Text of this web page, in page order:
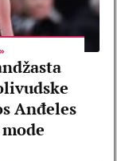
Anđeles